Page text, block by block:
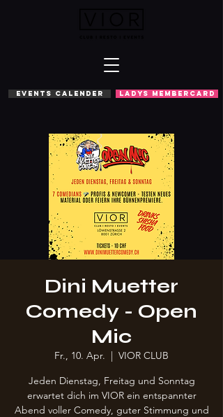
EVENTS CALENDER LADYS MEMBERCARD
Dini Muetter
Comedy - Open
Mic
Fr., 10. Apr.
  |
VIOR CLUB
Jeden Dienstag, Freitag und Sonntag
erwartet dich im VIOR ein entspannter
Abend voller Comedy, guter Stimmung und